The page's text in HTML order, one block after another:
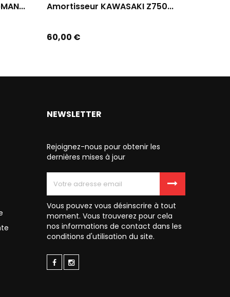
Amortisseur KAWASAKI Z750...
Prix
60,00 €
NEWSLETTER
Rejoignez-nous pour obtenir les
dernières mises à jour
Vous pouvez vous désinscrire à tout
moment. Vous trouverez pour cela
nos informations de contact dans les
conditions d'utilisation du site.